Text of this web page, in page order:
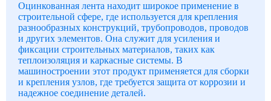
Оцинкованная лента находит широкое применение в
строительной сфере, где используется для крепления
разнообразных конструкций, трубопроводов, проводов
и других элементов. Она служит для усиления и
фиксации строительных материалов, таких как
теплоизоляция и каркасные системы. В
машиностроении этот продукт применяется для сборки
и крепления узлов, где требуется защита от коррозии и
надежное соединение деталей.